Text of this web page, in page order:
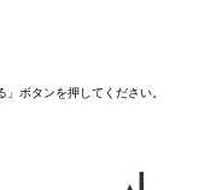
ボタンを押してください。